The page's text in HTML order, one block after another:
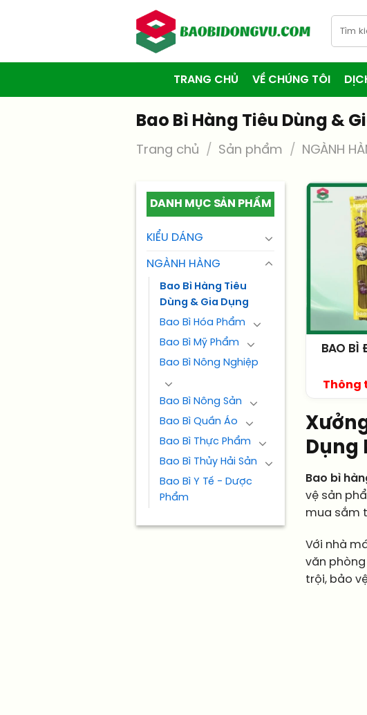
kiếm:
TRANG CHỦ VỀ CHÚNG TÔI
Bao Bì Hàng Tiêu Dùng &
Trang chủ / Sản phẩm / NGÀNH
DANH MỤC SẢN PHẨM
KIỂU DÁNG
NGÀNH HÀNG
Bao Bì Hàng Tiêu
Dùng & Gia Dụng
Bao Bì Hóa Phẩm
Bao Bì Mỹ Phẩm
Bao Bì Nông Nghiệp
Bao Bì Nông Sản
Bao Bì Quần Áo
Bao Bì Thực Phẩm
Bao Bì Thủy Hải Sản
Bao Bì Y Tế - Dược
Phẩm
BAO BÌ
Thông
Dụng
Bao bì
vệ sản
mua sắm
Với nhà
văn
trội, bảo